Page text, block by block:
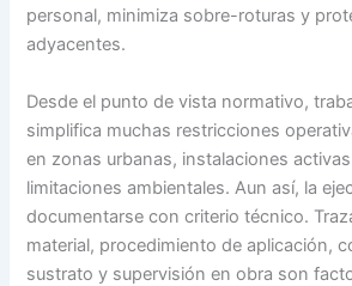
personal, minimiza sobre-roturas y
adyacentes.
Desde el punto de vista normativo,
simplifica muchas restricciones
en zonas urbanas, instalaciones
limitaciones ambientales. Aun así, la
documentarse con criterio técnico.
material, procedimiento de aplicación,
sustrato y supervisión en obra son